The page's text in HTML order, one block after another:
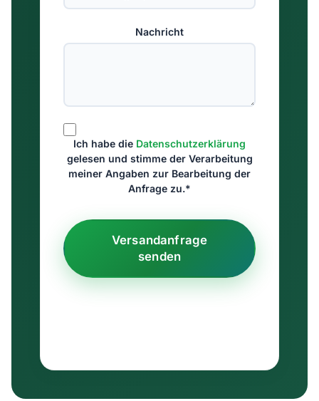
Nachricht
Ich habe die Datenschutzerklärung
gelesen und stimme der Verarbeitung
meiner Angaben zur Bearbeitung der
Anfrage zu.*
Versandanfrage
senden